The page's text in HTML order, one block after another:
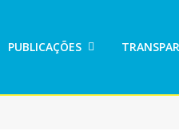
PUBLICAÇÕES